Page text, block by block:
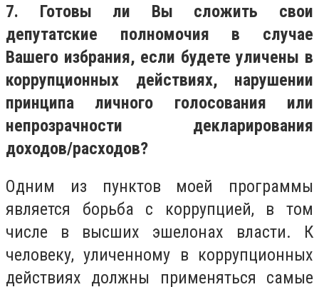
7. Готовы ли Вы сложить свои
депутатские полномочия в случае
Вашего избрания, если будете уличены в
коррупционных действиях, нарушении
принципа личного голосования или
непрозрачности декларирования
доходов/расходов?
Одним из пунктов моей программы
является борьба с коррупцией, в том
числе в высших эшелонах власти. К
человеку, уличенному в коррупционных
действиях должны применяться самые